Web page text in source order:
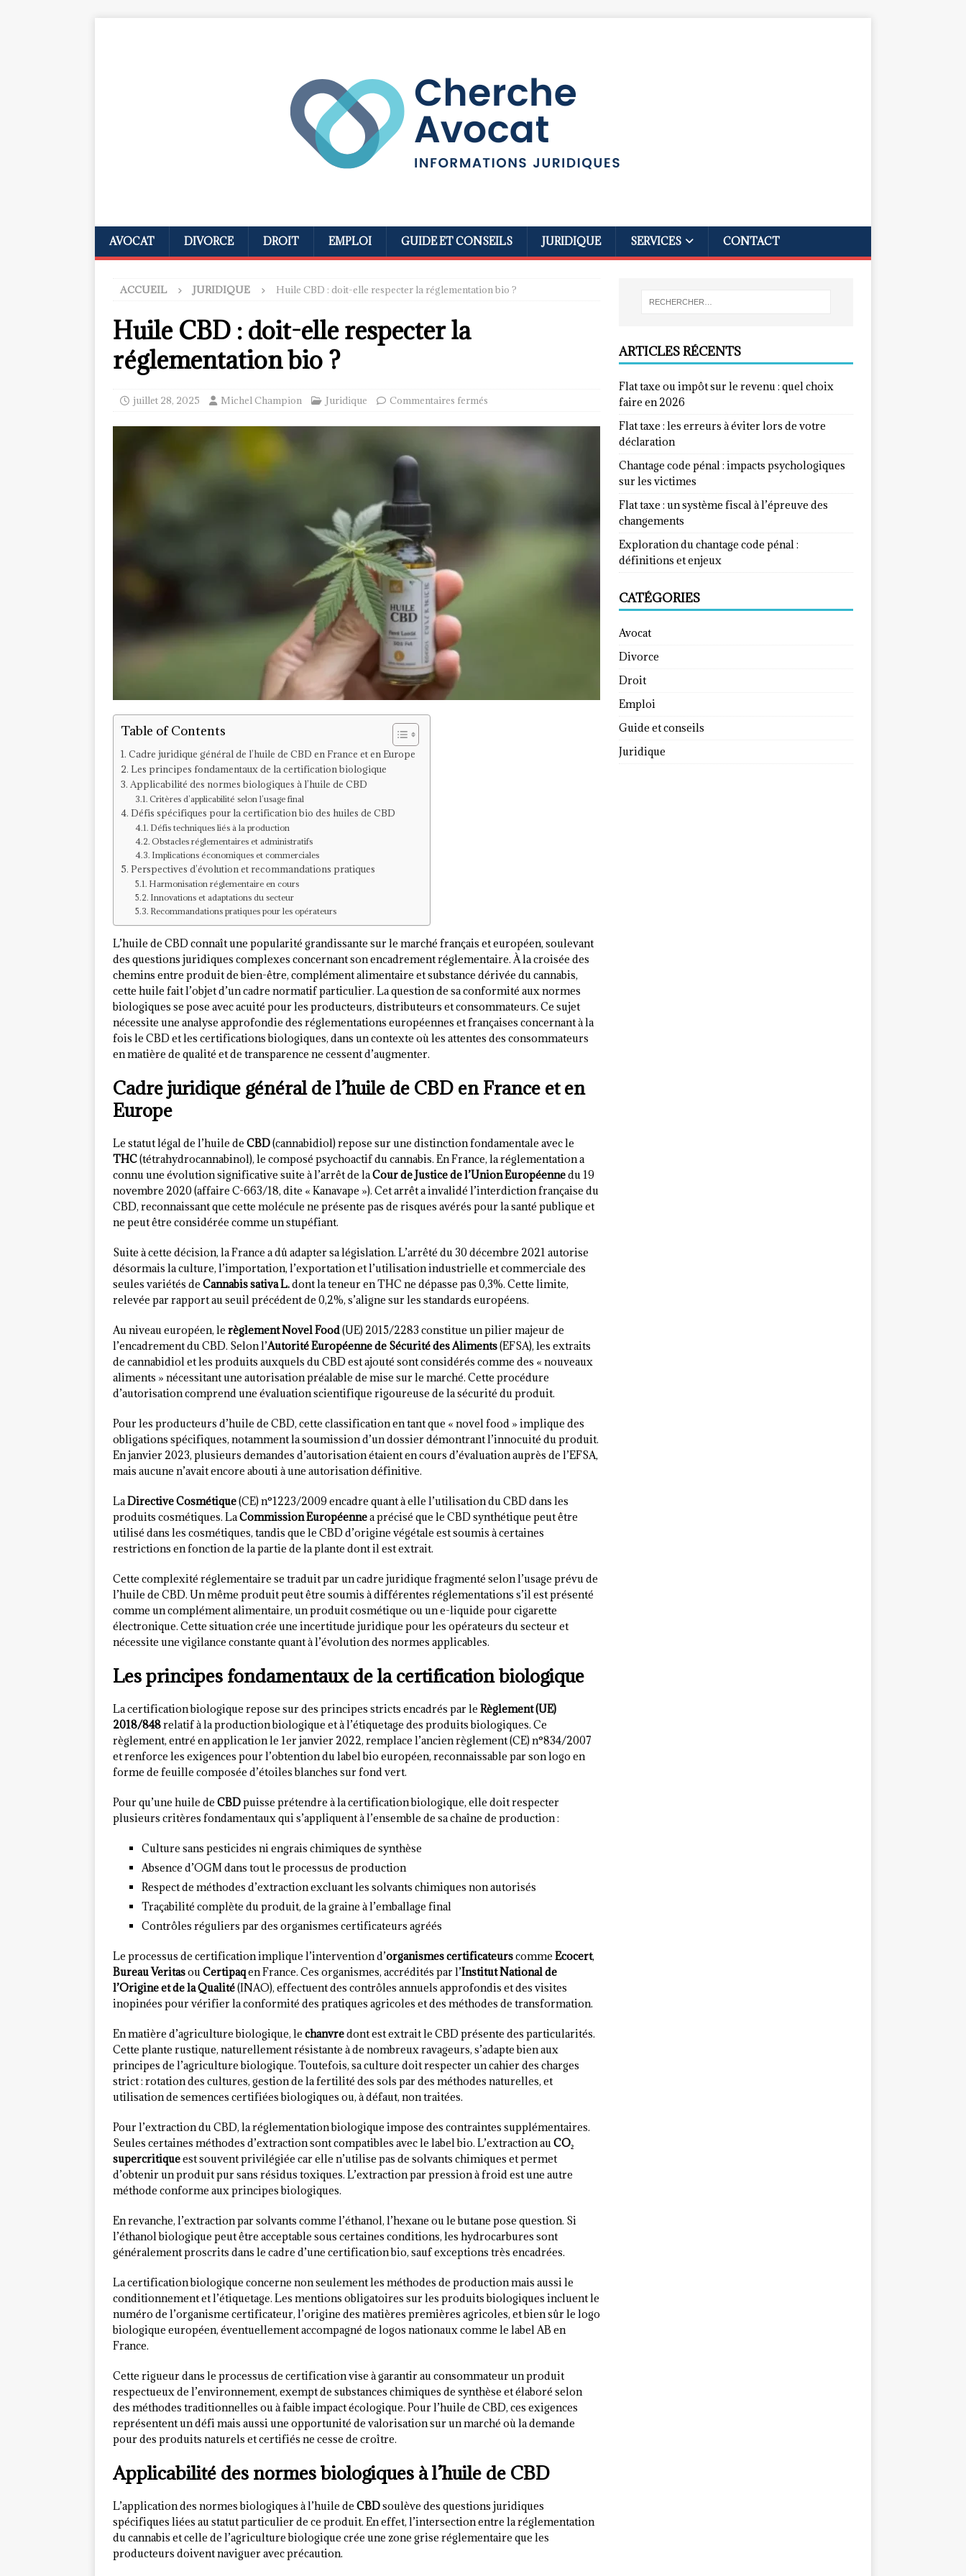
AVOCAT DIVORCE DROIT EMPLOI GUIDE ET CONSEILS JURIDIQUE SERVICES CONTACT
ACCUEIL JURIDIQUE Huile CBD : doit-elle respecter la réglementation bio ?
Huile CBD : doit-elle respecter la
réglementation bio ?
juillet 28, 2025 Michel Champion Juridique Commentaires fermés
Table of Contents
Cadre juridique général de l’huile de CBD en France et en Europe
Les principes fondamentaux de la certification biologique
Applicabilité des normes biologiques à l’huile de CBD
Critères d’applicabilité selon l’usage final
Défis spécifiques pour la certification bio des huiles de CBD
Défis techniques liés à la production
Obstacles réglementaires et administratifs
Implications économiques et commerciales
Perspectives d’évolution et recommandations pratiques
Harmonisation réglementaire en cours
Innovations et adaptations du secteur
Recommandations pratiques pour les opérateurs
L’huile de CBD connaît une popularité grandissante sur le marché français et européen, soulevant
des questions juridiques complexes concernant son encadrement réglementaire. À la croisée des
chemins entre produit de bien-être, complément alimentaire et substance dérivée du cannabis,
cette huile fait l’objet d’un cadre normatif particulier. La question de sa conformité aux normes
biologiques se pose avec acuité pour les producteurs, distributeurs et consommateurs. Ce sujet
nécessite une analyse approfondie des réglementations européennes et françaises concernant à la
fois le CBD et les certifications biologiques, dans un contexte où les attentes des consommateurs
en matière de qualité et de transparence ne cessent d’augmenter.
Cadre juridique général de l’huile de CBD en France et en
Europe
Le statut légal de l’huile de CBD(cannabidiol) repose sur une distinction fondamentale avec le
THC(tétrahydrocannabinol), le composé psychoactif du cannabis. En France, la réglementation a
connu une évolution significative suite à l’arrêt de laCour de Justice de l’Union Européennedu 19
novembre 2020 (affaire C-663/18, dite « Kanavape »). Cet arrêt a invalidé l’interdiction française du
CBD, reconnaissant que cette molécule ne présente pas de risques avérés pour la santé publique et
ne peut être considérée comme un stupéfiant.
Suite à cette décision, la France a dû adapter sa législation. L’arrêté du 30 décembre 2021 autorise
désormais la culture, l’importation, l’exportation et l’utilisation industrielle et commerciale des
seules variétés de Cannabis sativa L.dont la teneur en THC ne dépasse pas 0,3%. Cette limite,
relevée par rapport au seuil précédent de 0,2%, s’aligne sur les standards européens.
Au niveau européen, le règlement Novel Food(UE) 2015/2283 constitue un pilier majeur de
l’encadrement du CBD. Selon l’Autorité Européenne de Sécurité des Aliments(EFSA), les extraits
de cannabidiol et les produits auxquels du CBD est ajouté sont considérés comme des « nouveaux
aliments » nécessitant une autorisation préalable de mise sur le marché. Cette procédure
d’autorisation comprend une évaluation scientifique rigoureuse de la sécurité du produit.
Pour les producteurs d’huile de CBD, cette classification en tant que « novel food » implique des
obligations spécifiques, notamment la soumission d’un dossier démontrant l’innocuité du produit.
En janvier 2023, plusieurs demandes d’autorisation étaient en cours d’évaluation auprès de l’EFSA,
mais aucune n’avait encore abouti à une autorisation définitive.
LaDirective Cosmétique(CE) n°1223/2009 encadre quant à elle l’utilisation du CBD dans les
produits cosmétiques. LaCommission Européennea précisé que le CBD synthétique peut être
utilisé dans les cosmétiques, tandis que le CBD d’origine végétale est soumis à certaines
restrictions en fonction de la partie de la plante dont il est extrait.
Cette complexité réglementaire se traduit par un cadre juridique fragmenté selon l’usage prévu de
l’huile de CBD. Un même produit peut être soumis à différentes réglementations s’il est présenté
comme un complément alimentaire, un produit cosmétique ou un e-liquide pour cigarette
électronique. Cette situation crée une incertitude juridique pour les opérateurs du secteur et
nécessite une vigilance constante quant à l’évolution des normes applicables.
Les principes fondamentaux de la certification biologique
La certification biologique repose sur des principes stricts encadrés par le Règlement (UE)
2018/848relatif à la production biologique et à l’étiquetage des produits biologiques. Ce
règlement, entré en application le 1er janvier 2022, remplace l’ancien règlement (CE) n°834/2007
et renforce les exigences pour l’obtention du label bio européen, reconnaissable par son logo en
forme de feuille composée d’étoiles blanches sur fond vert.
Pour qu’une huile de CBDpuisse prétendre à la certification biologique, elle doit respecter
plusieurs critères fondamentaux qui s’appliquent à l’ensemble de sa chaîne de production :
Culture sans pesticides ni engrais chimiques de synthèse
Absence d’OGM dans tout le processus de production
Respect de méthodes d’extraction excluant les solvants chimiques non autorisés
Traçabilité complète du produit, de la graine à l’emballage final
Contrôles réguliers par des organismes certificateurs agréés
Le processus de certification implique l’intervention d’organismes certificateurscomme Ecocert,
Bureau VeritasouCertipaqen France. Ces organismes, accrédités par l’Institut National de
l’Origine et de la Qualité(INAO), effectuent des contrôles annuels approfondis et des visites
inopinées pour vérifier la conformité des pratiques agricoles et des méthodes de transformation.
En matière d’agriculture biologique, le chanvredont est extrait le CBD présente des particularités.
Cette plante rustique, naturellement résistante à de nombreux ravageurs, s’adapte bien aux
principes de l’agriculture biologique. Toutefois, sa culture doit respecter un cahier des charges
strict : rotation des cultures, gestion de la fertilité des sols par des méthodes naturelles, et
utilisation de semences certifiées biologiques ou, à défaut, non traitées.
Pour l’extraction du CBD, la réglementation biologique impose des contraintes supplémentaires.
Seules certaines méthodes d’extraction sont compatibles avec le label bio. L’extraction auCO₂
supercritiqueest souvent privilégiée car elle n’utilise pas de solvants chimiques et permet
d’obtenir un produit pur sans résidus toxiques. L’extraction par pression à froid est une autre
méthode conforme aux principes biologiques.
En revanche, l’extraction par solvants comme l’éthanol, l’hexane ou le butane pose question. Si
l’éthanol biologique peut être acceptable sous certaines conditions, les hydrocarbures sont
généralement proscrits dans le cadre d’une certification bio, sauf exceptions très encadrées.
La certification biologique concerne non seulement les méthodes de production mais aussi le
conditionnement et l’étiquetage. Les mentions obligatoires sur les produits biologiques incluent le
numéro de l’organisme certificateur, l’origine des matières premières agricoles, et bien sûr le logo
biologique européen, éventuellement accompagné de logos nationaux comme le label AB en
France.
Cette rigueur dans le processus de certification vise à garantir au consommateur un produit
respectueux de l’environnement, exempt de substances chimiques de synthèse et élaboré selon
des méthodes traditionnelles ou à faible impact écologique. Pour l’huile de CBD, ces exigences
représentent un défi mais aussi une opportunité de valorisation sur un marché où la demande
pour des produits naturels et certifiés ne cesse de croître.
Applicabilité des normes biologiques à l’huile de CBD
L’application des normes biologiques à l’huile de CBDsoulève des questions juridiques
spécifiques liées au statut particulier de ce produit. En effet, l’intersection entre la réglementation
du cannabis et celle de l’agriculture biologique crée une zone grise réglementaire que les
producteurs doivent naviguer avec précaution.
ARTICLES RÉCENTS
Flat taxe ou impôt sur le revenu : quel choix
faire en 2026
Flat taxe : les erreurs à éviter lors de votre
déclaration
Chantage code pénal : impacts psychologiques
sur les victimes
Flat taxe : un système fiscal à l’épreuve des
changements
Exploration du chantage code pénal :
définitions et enjeux
CATÉGORIES
Avocat
Divorce
Droit
Emploi
Guide et conseils
Juridique